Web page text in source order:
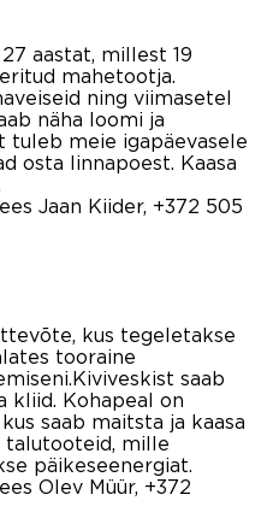
aastat, millest 19
mahetootja.
ning viimasetel
näha loomi ja
tuleb meie igapäevasele
osta linnapoest. Kaasa
Jaan Kiider, +372 505
kus tegeletakse
tooraine
saab
kliid. Kohapeal on
saab maitsta ja kaasa
talutooteid, mille
päikeseenergiat.
Olev Müür, +372